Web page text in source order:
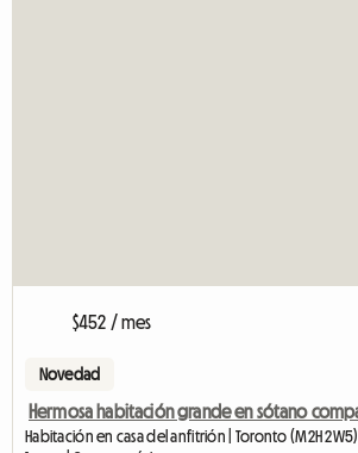
$452 / mes
Novedad
Hermosa habitación grande en sótano
Habitación en casa del anfitrión | Toronto (M2H 2W5)